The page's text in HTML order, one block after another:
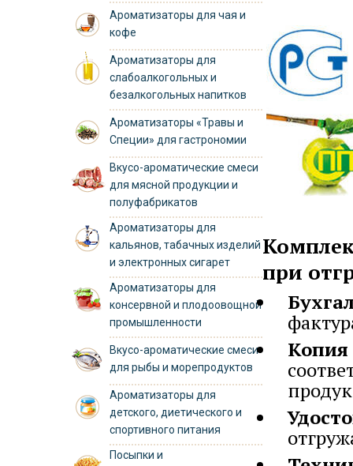
Ароматизаторы для чая и
кофе
Ароматизаторы для
слабоалкогольных и
безалкогольных напитков
Ароматизаторы «Травы и
Специи» для гастрономии
Вкусо-ароматические смеси
для мясной продукции и
полуфабрикатов
Ароматизаторы для
кальянов, табачных изделий
и электронных сигарет
Ароматизаторы для
консервной и плодоовощной
промышленности
Вкусо-ароматические смеси
для рыбы и морепродуктов
Ароматизаторы для
детского, диетического и
спортивного питания
Посыпки и
при
Копия